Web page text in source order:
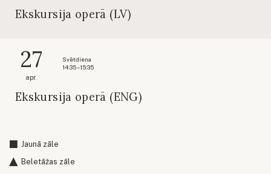
Ekskursija operā (LV)
27
apr.
Svētdiena
14:35 – 15:35
Ekskursija operā (ENG)
Jaunā zāle
Beletāžas zāle